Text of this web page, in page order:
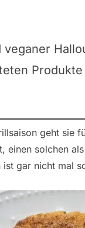
veganer
geht sie
einen solchen
gar nicht mal